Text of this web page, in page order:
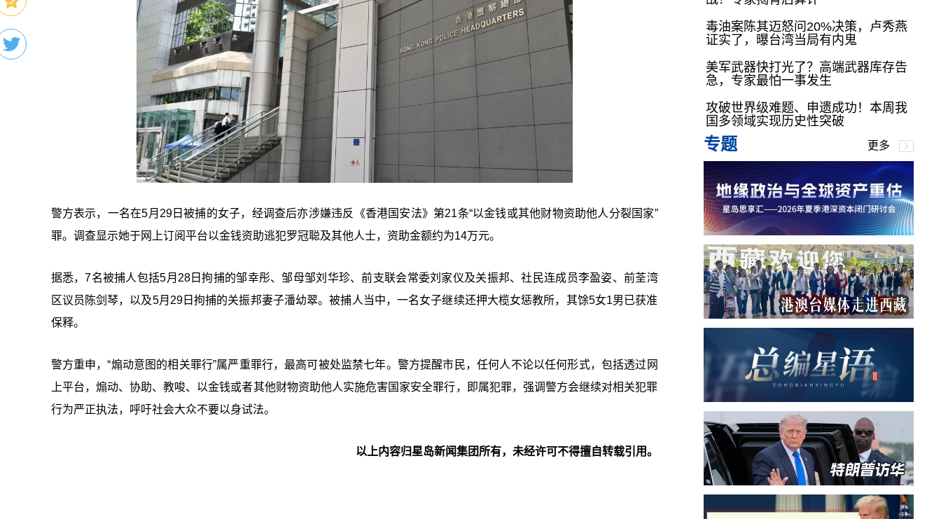
警方表示，一名在5月29日被捕的女子，经调查后亦涉嫌违反《香港国安法》第21条“以金钱或其他财物资助他人分裂国家”
罪。调查显示她于网上订阅平台以金钱资助逃犯罗冠聪及其他人士，资助金额约为14万元。
据悉，7名被捕人包括5月28日拘捕的邹幸彤、邹母邹刘华珍、前支联会常委刘家仪及关振邦、社民连成员李盈姿、前荃湾
区议员陈剑琴，以及5月29日拘捕的关振邦妻子潘幼翠。被捕人当中，一名女子继续还押大榄女惩教所，其馀5女1男已获准
保释。
警方重申，“煽动意图的相关罪行”属严重罪行，最高可被处监禁七年。警方提醒市民，任何人不论以任何形式，包括透过网
上平台，煽动、协助、教唆、以金钱或者其他财物资助他人实施危害国家安全罪行，即属犯罪，强调警方会继续对相关犯罪
行为严正执法，呼吁社会大众不要以身试法。
以上内容归星岛新闻集团所有，未经许可不得擅自转载引用。
毒油案陈其迈怒问20%决策，卢秀燕
证实了，曝台湾当局有内鬼
美军武器快打光了？高端武器库存告
急，专家最怕一事发生
攻破世界级难题、申遗成功！本周我
国多领域实现历史性突破
专题 更多